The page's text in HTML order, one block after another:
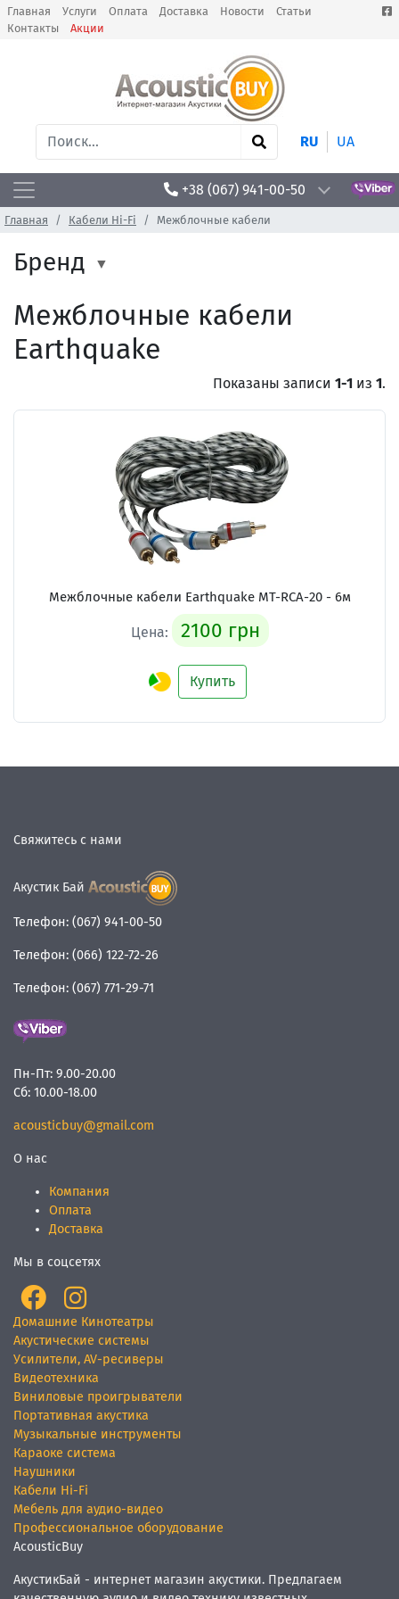
Главная Услуги Оплата Доставка Новости
Статьи
Контакты
Акции
RU UA
+38 (067) 941-00-50
Главная Кабели Hi-Fi Межблочные кабели
Бренд
Межблочные кабели
Earthquake
Показаны записи 1-1 из 1.
Межблочные кабели Earthquake MT-RCA-20 - 6м
Цена: 2100 грн
Купить
Свяжитесь с нами
Акустик Бай
Телефон: (067) 941-00-50
Телефон: (066) 122-72-26
Телефон: (067) 771-29-71
Пн-Пт: 9.00-20.00
Сб: 10.00-18.00
acousticbuy@gmail.com
О нас
Компания
Оплата
Доставка
Мы в соцсетях
Домашние Кинотеатры
Акустические системы
Усилители, AV-ресиверы
Видеотехника
Виниловые проигрыватели
Портативная акустика
Музыкальные инструменты
Караоке система
Наушники
Кабели Hi-Fi
Мебель для аудио-видео
Профессиональное оборудование
AcousticBuy
АкустикБай - интернет магазин акустики. Предлагаем